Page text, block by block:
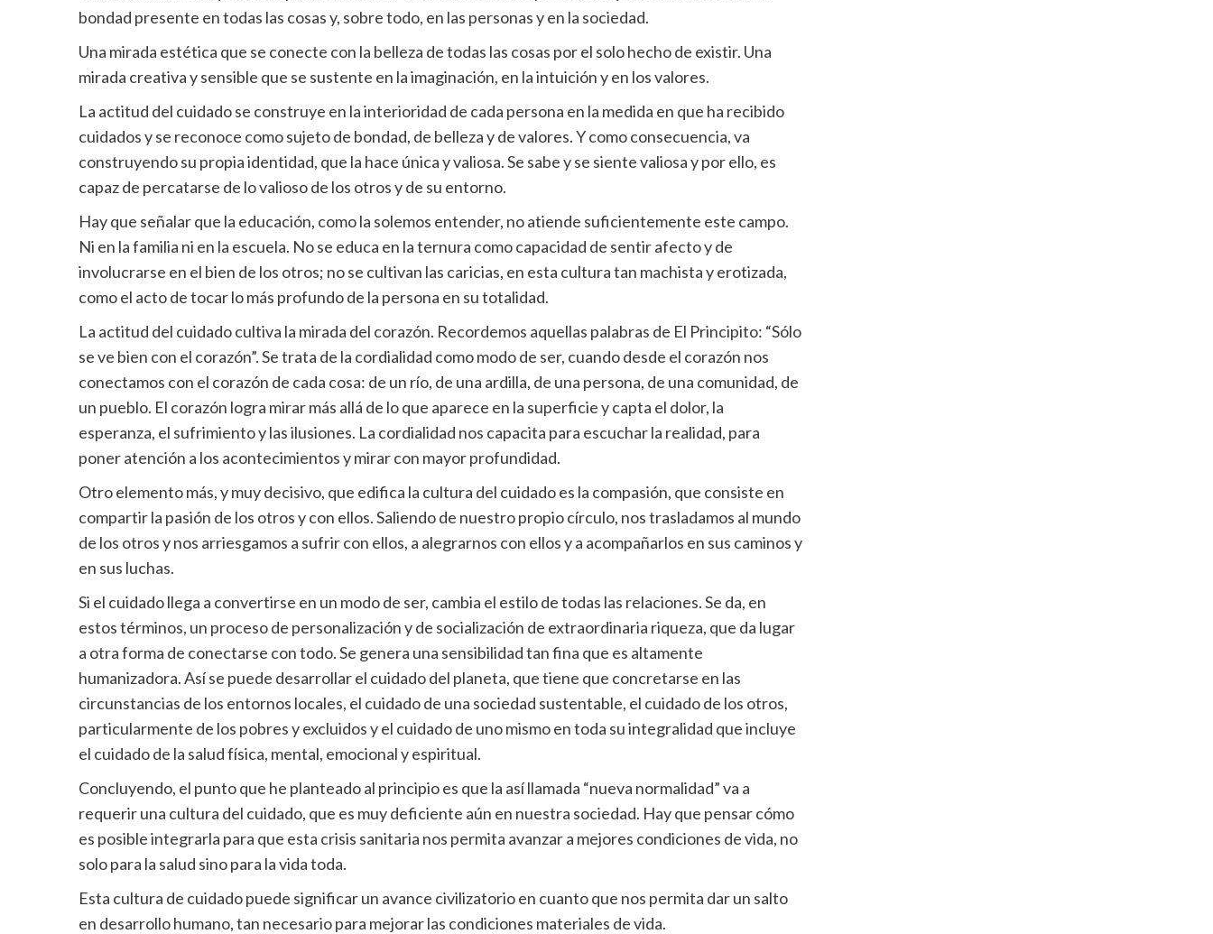
bondad presente en todas las cosas y, sobre todo, en las personas y en la sociedad.
Una mirada estética que se conecte con la belleza de todas las cosas por el solo hecho de existir. Una
mirada creativa y sensible que se sustente en la imaginación, en la intuición y en los valores.
La actitud del cuidado se construye en la interioridad de cada persona en la medida en que ha recibido
cuidados y se reconoce como sujeto de bondad, de belleza y de valores. Y como consecuencia, va
construyendo su propia identidad, que la hace única y valiosa. Se sabe y se siente valiosa y por ello, es
capaz de percatarse de lo valioso de los otros y de su entorno.
Hay que señalar que la educación, como la solemos entender, no atiende suficientemente este campo.
Ni en la familia ni en la escuela. No se educa en la ternura como capacidad de sentir afecto y de
involucrarse en el bien de los otros; no se cultivan las caricias, en esta cultura tan machista y erotizada,
como el acto de tocar lo más profundo de la persona en su totalidad.
La actitud del cuidado cultiva la mirada del corazón. Recordemos aquellas palabras de El Principito: “Sólo
se ve bien con el corazón”. Se trata de la cordialidad como modo de ser, cuando desde el corazón nos
conectamos con el corazón de cada cosa: de un río, de una ardilla, de una persona, de una comunidad, de
un pueblo. El corazón logra mirar más allá de lo que aparece en la superficie y capta el dolor, la
esperanza, el sufrimiento y las ilusiones. La cordialidad nos capacita para escuchar la realidad, para
poner atención a los acontecimientos y mirar con mayor profundidad.
Otro elemento más, y muy decisivo, que edifica la cultura del cuidado es la compasión, que consiste en
compartir la pasión de los otros y con ellos. Saliendo de nuestro propio círculo, nos trasladamos al mundo
de los otros y nos arriesgamos a sufrir con ellos, a alegrarnos con ellos y a acompañarlos en sus caminos y
en sus luchas.
Si el cuidado llega a convertirse en un modo de ser, cambia el estilo de todas las relaciones. Se da, en
estos términos, un proceso de personalización y de socialización de extraordinaria riqueza, que da lugar
a otra forma de conectarse con todo. Se genera una sensibilidad tan fina que es altamente
humanizadora. Así se puede desarrollar el cuidado del planeta, que tiene que concretarse en las
circunstancias de los entornos locales, el cuidado de una sociedad sustentable, el cuidado de los otros,
particularmente de los pobres y excluidos y el cuidado de uno mismo en toda su integralidad que incluye
el cuidado de la salud física, mental, emocional y espiritual.
Concluyendo, el punto que he planteado al principio es que la así llamada “nueva normalidad” va a
requerir una cultura del cuidado, que es muy deficiente aún en nuestra sociedad. Hay que pensar cómo
es posible integrarla para que esta crisis sanitaria nos permita avanzar a mejores condiciones de vida, no
solo para la salud sino para la vida toda.
Esta cultura de cuidado puede significar un avance civilizatorio en cuanto que nos permita dar un salto
en desarrollo humano, tan necesario para mejorar las condiciones materiales de vida.